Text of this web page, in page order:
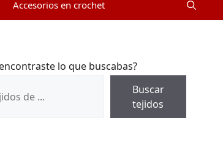
Accesorios en crochet
lo que buscabas?
Buscar
tejidos